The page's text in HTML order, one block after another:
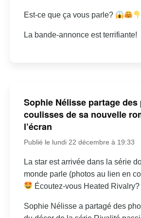
Est-ce que ça vous parle?
La bande-annonce est terrifiante!
Sophie Nélisse partage des
coulisses de sa nouvelle
l’écran
Publié le lundi 22 décembre à 19:33
La star est arrivée dans la série
monde parle (photos au lien en
Écoutez-vous Heated Rivalry?
Sophie Nélisse a partagé des